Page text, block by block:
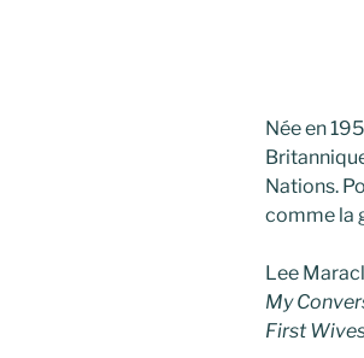
Née en
Nations.
comme la
Lee
My
First